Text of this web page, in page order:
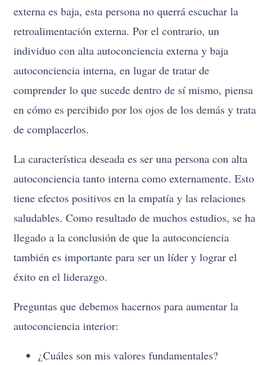
externa es baja, esta persona no querrá escuchar la
retroalimentación externa. Por el contrario, un
individuo con alta autoconciencia externa y baja
autoconciencia interna, en lugar de tratar de
comprender lo que sucede dentro de sí mismo, piensa
en cómo es percibido por los ojos de los demás y trata
de complacerlos.
La característica deseada es ser una persona con alta
autoconciencia tanto interna como externamente. Esto
tiene efectos positivos en la empatía y las relaciones
saludables. Como resultado de muchos estudios, se ha
llegado a la conclusión de que la autoconciencia
también es importante para ser un líder y lograr el
éxito en el liderazgo.
Preguntas que debemos hacernos para aumentar la
autoconciencia interior:
¿Cuáles son mis valores fundamentales?